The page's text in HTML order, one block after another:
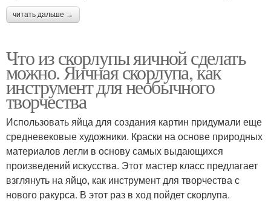
читать дальше →
Что из скорлупы яичной сделать
можно. Яичная скорлупа, как
инструмент для необычного
творчества
Использовать яйца для создания картин придумали еще
средневековые художники. Краски на основе природных
материалов легли в основу самых выдающихся
произведений искусства. Этот мастер класс предлагает
взглянуть на яйцо, как инструмент для творчества с
нового ракурса. В этот раз в ход пойдет скорлупа.